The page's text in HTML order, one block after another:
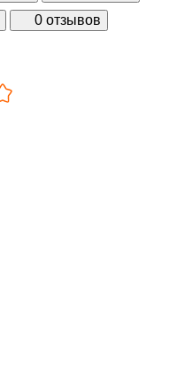
0 отзывов